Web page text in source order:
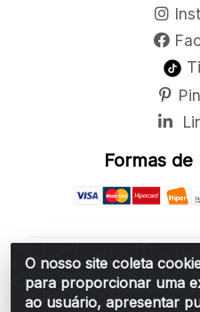
O nosso site coleta
para proporcionar uma
ao usuário, apresentar
Formas de
Belchior Cortinas e
Vereador Sérgio
Bárbara d'Oeste/SP -